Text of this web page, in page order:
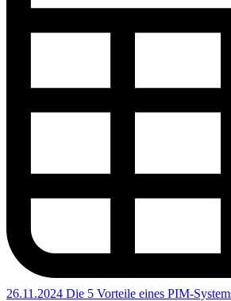
26.11.2024 Die 5 Vorteile eines PIM-